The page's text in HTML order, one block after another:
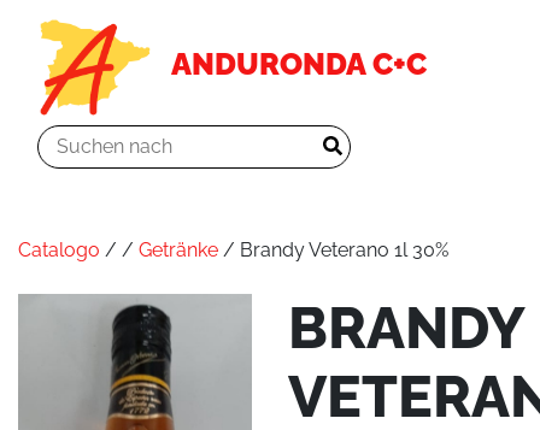
ANDURONDA C+C
Catalogo / / Getränke / Brandy Veterano 1l 30%
BRANDY